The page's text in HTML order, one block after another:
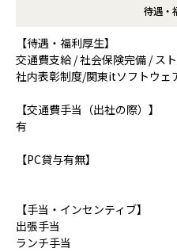
待遇・
【待遇・福利厚生】
交通費支給 / 社会保険完備 / ス
社内表彰制度/関東itソフトウェ
【交通費手当（出社の際）】
有
【PC貸与有無】
【手当・インセンティブ】
出張手当
ランチ手当